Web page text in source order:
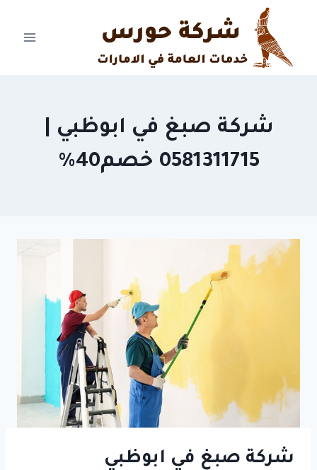
content
شركة صبغ في ابوظبي |
0581311715 خصم40%
شركة صبغ في ابوظبي